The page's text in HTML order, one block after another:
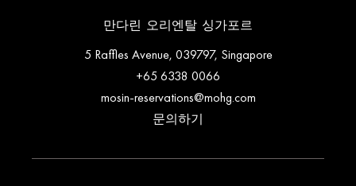
만다린 오리엔탈 싱가포르
5 Raffles Avenue, 039797, Singapore
+65 6338 0066
mosin-reservations@mohg.com
문의하기